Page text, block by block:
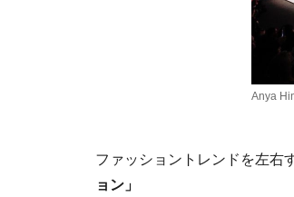
Anya
ファッショントレンドを左右
ョン」